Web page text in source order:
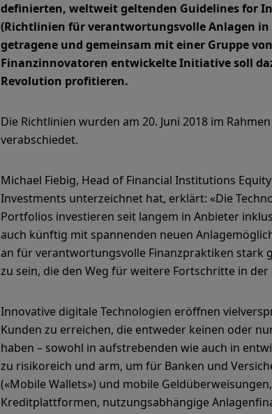
definierten, weltweit geltenden Guidelines for
(Richtlinien für verantwortungsvolle Anlagen
getragene und gemeinsam mit einer Gruppe
Finanzinnovatoren entwickelte Initiative soll
Revolution profitieren.
Die Richtlinien wurden am 20. Juni 2018 im
verabschiedet.
Michael Fiebig, Head of Financial Institutions
Investments unterzeichnet hat, erklärt: «Die
Portfolios investieren seit langem in Anbieter
auch künftig mit spannenden neuen
an für verantwortungsvolle Finanzpraktiken stark
zu sein, die den Weg für weitere Fortschritte in
Innovative digitale Technologien eröffnen
Kunden zu erreichen, die entweder keinen oder
haben – sowohl in aufstrebenden wie auch in
zu risikoreich und arm, um für Banken und
(«Mobile Wallets») und mobile
Kreditplattformen, nutzungsabhängige